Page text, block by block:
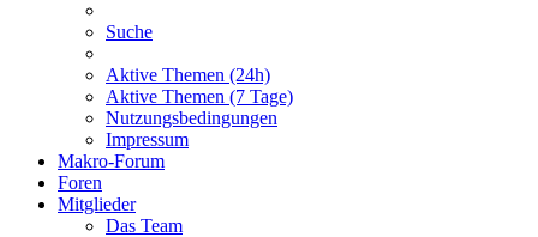
Suche
Aktive Themen (24h)
Aktive Themen (7 Tage)
Nutzungsbedingungen
Impressum
Makro-Forum
Foren
Mitglieder
Das Team